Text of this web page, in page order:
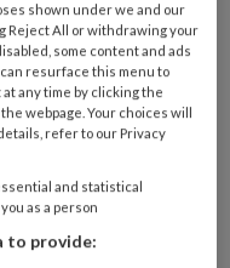
sociaal werkers
Nienke van der
binnen de
een groot en
shown under we and our
Reject All or withdrawing your
some content and ads
can resurface this menu to
any time by clicking the
webpage. Your choices will
refer to our Privacy
and statistical
as a person
to provide: